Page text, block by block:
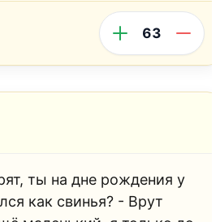
63
ты на дне рождения у
как свинья? - Врут